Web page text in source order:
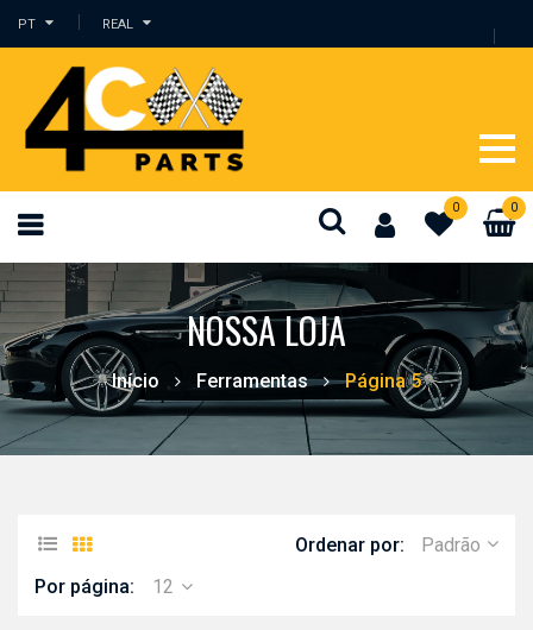
PT REAL
0 0
NOSSA LOJA
Início Ferramentas Página 5
Ordenar por:
Padrão
Por página:
12